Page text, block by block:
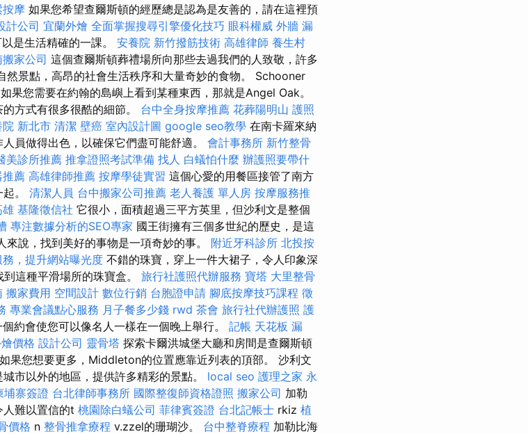
按摩 如果您希望查爾斯頓的經歷總是認為是友善的，請在這裡預
計公司 宜蘭外燴 全面掌握搜尋引擎優化技巧 眼科權威 外牆 漏
是生活精確的一課。 安養院 新竹撥筋技術 高雄律師 養生村
搬家公司 這個查爾斯頓葬禮場所向那些去過我們的人致敬，許多
然景點，高昂的社會生活秩序和大量奇妙的食物。 Schooner
果您需要在約翰的島嶼上看到某種東西，那就是Angel Oak。
方式有很多很酷的細節。 台中全身按摩推薦 花葬陽明山 護照
院 新北市 清潔 壁癌 室內設計圖 google seo教學 在南卡羅來納
員做得出色，以確保它們盡可能舒適。 會計事務所 新竹整骨
美診所推薦 推拿證照考試準備 找人 白蟻怕什麼 辦護照要帶什
推薦 高雄律師推薦 按摩學徒實習 這個心愛的用餐區接管了南方
。 清潔人員 台中搬家公司推薦 老人養護 單人房 按摩服務推
雄 基隆徵信社 它很小，面積超過三平方英里，但沙利文是整個
專注數據分析的SEO專家 國王街擁有三個多世紀的歷史，是這
說，找到美好的事物是一項奇妙的事。 附近牙科診所 北投按
，提升網站曝光度 不錯的珠寶，穿上一件大裙子，令人印象深
這種平滑場所的珠寶盒。 旅行社護照代辦服務 寶塔 大里整骨
搬家費用 空間設計 數位行銷 台胞證申請 腳底按摩技巧課程 徵
專業會議點心服務 月子餐多少錢 rwd 茶會 旅行社代辦護照 護
約會使您可以像名人一樣在一個晚上舉行。 記帳 天花板 漏
價格 設計公司 靈骨塔 探索卡爾洪城堡大廳和房間是查爾斯頓
如果您想要更多，Middleton的位置應靠近列表的頂部。 沙利文
市以外的地區，提供許多精彩的景點。 local seo 護理之家 永
埔寨簽證 台北律師事務所 國際整復師資格證照 搬家公司 加勒
人難以置信的t 桃園除白蟻公司 菲律賓簽證 台北記帳士 rkiz 植
價格 n 整骨推拿療程 v.zzel的珊瑚沙。 台中整脊療程 加勒比海